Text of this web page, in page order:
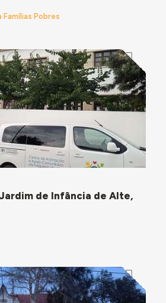
Famílias Pobres
de Infância de Alte,